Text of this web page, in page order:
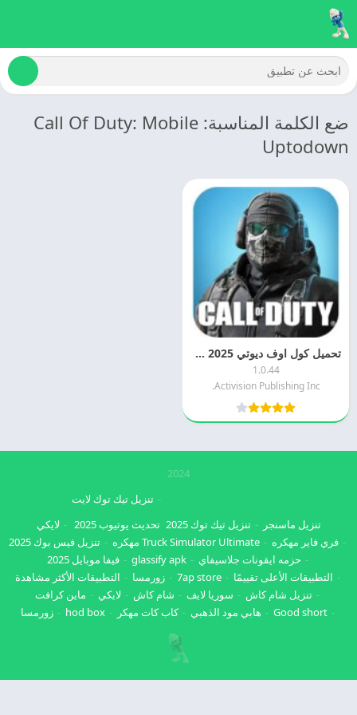
ضع الكلمة المناسبة: Call Of Duty: Mobile
Uptodown
تحميل كول اوف ديوتي 2025 Call of Duty Mobile الموسم 10
1.0.44
Activision Publishing Inc.
2024
تنزيل ماسنجر تنزيل تيك توك 2025
تنزيل تيك توك لايت
تحديث يوتيوب 2025
لايكي
فري فاير مهكره
Truck Simulator Ultimate مهكره
تنزيل فيس بوك 2025
حزمه ايقونات جلاسيفاي
glassify apk
فيفا موبايل 2025
التطبيقات الأعلى تقييمًا
7ap store زورمسا
التطبيقات الأكثر مشاهدة
تنزيل شام كاش
سوريا لايف شام كاش لايكي
ماين كرافت
Good short
هابي مود الذهبي كاب كات مهكر hod box زورمسا